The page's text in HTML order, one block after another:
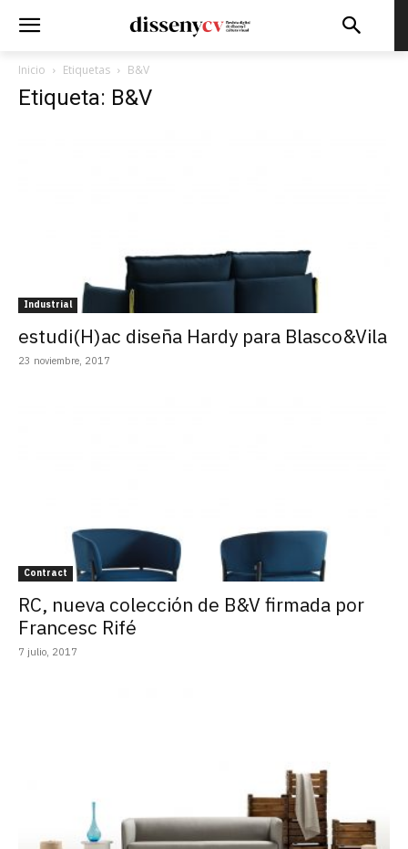
Inicio Etiquetas B&V
Etiqueta: B&V
Industrial
estudi(H)ac diseña Hardy para Blasco&Vila
23 noviembre, 2017
Contract
RC, nueva colección de B&V firmada por
Francesc Rifé
7 julio, 2017